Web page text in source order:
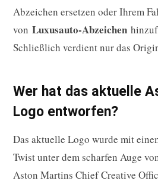
Abzeichen ersetzen oder Ihrem
von Luxusauto-Abzeichen
Schließlich verdient nur das
Wer hat das aktuelle
Logo entworfen?
Das aktuelle Logo wurde mit
Twist unter dem scharfen Auge
Aston Martins Chief Creative